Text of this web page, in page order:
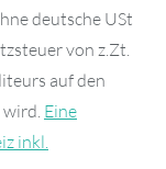
deutsche USt
von z.Zt.
auf den
Eine
inkl.